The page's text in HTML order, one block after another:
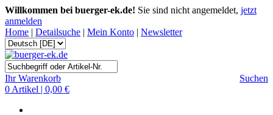
Willkommen bei buerger-ek.de! Sie sind nicht angemeldet, jetzt
anmelden
Home | Detailsuche | Mein Konto | Newsletter
Suchen
Ihr Warenkorb
0 Artikel | 0,00 €